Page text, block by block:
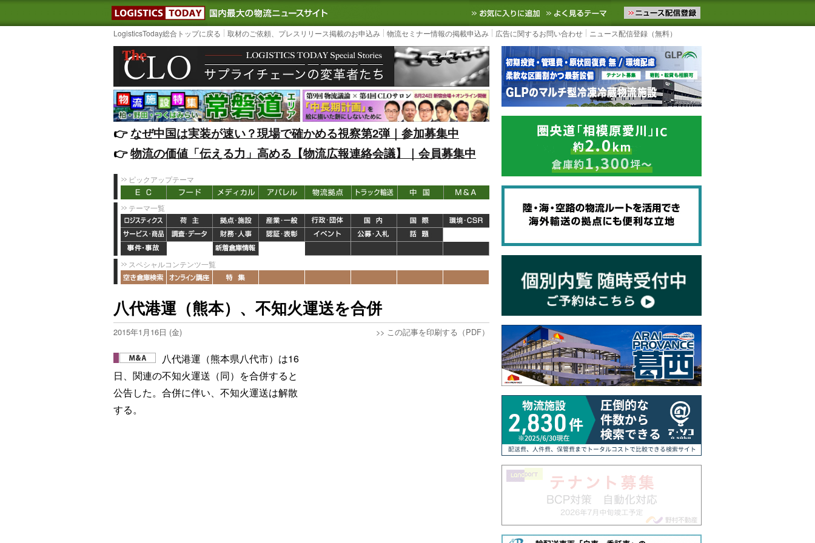
LOGISTICS TODAY｜国内最大の物流ニュースサイト3PL, SCMなど国内外の最新の物流ニュースをお届けします。物流ニュースメール配信を登録す
お気に入りに追加 よく見るテーマ
LogisticsToday総合トップに戻る 取材のご依頼、プレスリリース掲載のお申込み 物流セミナー情報の掲載申込み 広告に関するお問い合わせ ニュース配信登録（無料）
👉️なぜ中国は実装が速い？現場で確かめる視察第2弾｜参加募集中
👉️物流の価値「伝える力」高める【物流広報連絡会議】｜会員募集中
ピックアップテーマ
テーマ一覧
スペシャルコンテンツ一覧
八代港運（熊本）、不知火運送を合併
2015年1月16日 (金) >> この記事を印刷する（PDF）
八代港運（熊本県八代市）は16
日、関連の不知火運送（同）を合併すると
公告した。合併に伴い、不知火運送は解散
する。